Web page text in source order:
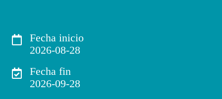
Fecha inicio
2026-08-28
Fecha fin
2026-09-28